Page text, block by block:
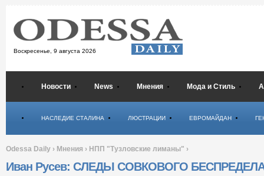
Воскресенье, 9 августа 2026
Новости News Мнения Мода и Стиль
НАСЛЕДИЕ СТАЛИНА ЛЮСТРАЦИИ ЕВРОМАЙДАН
Odessa Daily › Мнения › НПП "Тузловские лиманы" ›
Иван Русев: СЛЕДЫ СОВКОВОГО